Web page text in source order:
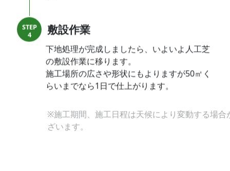
STEP
4
敷設作業
下地処理が完成しましたら、いよいよ人工芝
の敷設作業に移ります。
施工場所の広さや形状にもよりますが50㎡く
らいまでなら1日で仕上がります。
※施工期間、施工日程は天候により変動する場合がご
ざいます。